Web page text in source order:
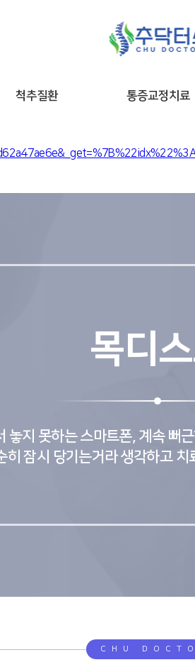
척추질환 통증교정치료
목디
놓지 못하는 스마트폰, 계속 뻐
히 잠시 당기는거라 생각하고 치
CHU